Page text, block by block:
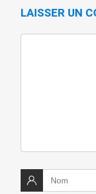
LAISSER UN